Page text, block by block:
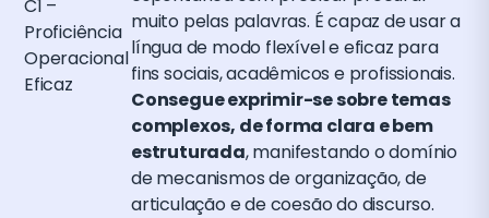
C1 –
Proficiência
Operacional
Eficaz
muito pelas palavras. É capaz de usar a
língua de modo flexível e eficaz para
fins sociais, acadêmicos e profissionais.
Consegue exprimir-se sobre temas
complexos, de forma clara e bem
estruturada, manifestando o domínio
de mecanismos de organização, de
articulação e de coesão do discurso.